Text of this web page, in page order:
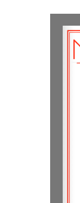
HÍREK